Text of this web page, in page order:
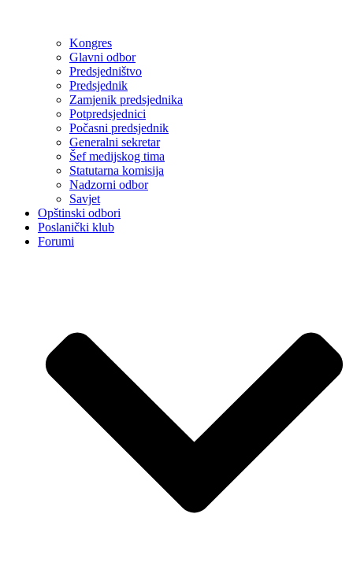
Kongres
Glavni odbor
Predsjedništvo
Predsjednik
Zamjenik predsjednika
Potpredsjednici
Počasni predsjednik
Generalni sekretar
Šef medijskog tima
Statutarna komisija
Nadzorni odbor
Savjet
Opštinski odbori
Poslanički klub
Forumi